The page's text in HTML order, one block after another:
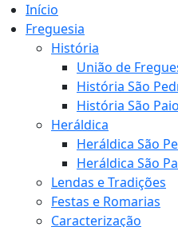
Início
Freguesia
História
União de
História São
História São
Heráldica
Heráldica São
Heráldica São
Lendas e Tradições
Festas e Romarias
Caracterização